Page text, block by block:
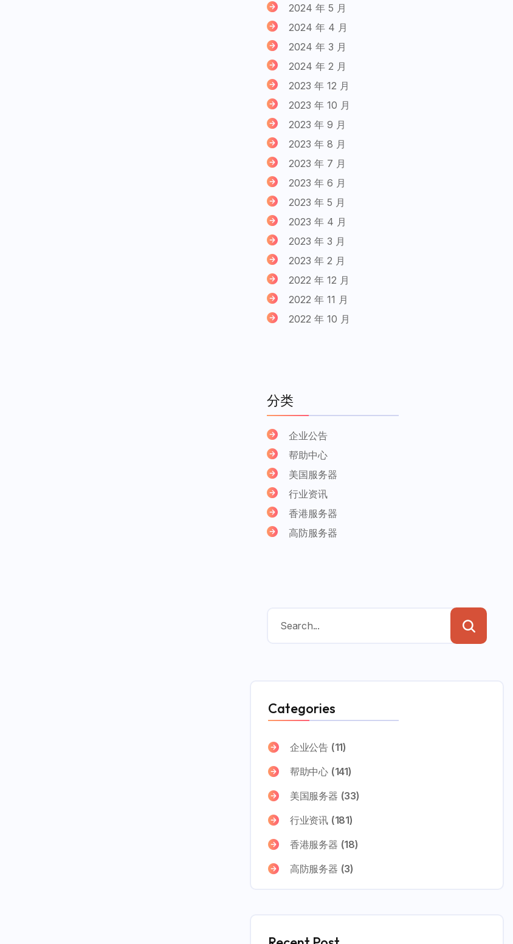
2024 年 5 月
2024 年 4 月
2024 年 3 月
2024 年 2 月
2023 年 12 月
2023 年 10 月
2023 年 9 月
2023 年 8 月
2023 年 7 月
2023 年 6 月
2023 年 5 月
2023 年 4 月
2023 年 3 月
2023 年 2 月
2022 年 12 月
2022 年 11 月
2022 年 10 月
分类
企业公告
帮助中心
美国服务器
行业资讯
香港服务器
高防服务器
Categories
企业公告 (11)
帮助中心 (141)
美国服务器 (33)
行业资讯 (181)
香港服务器 (18)
高防服务器 (3)